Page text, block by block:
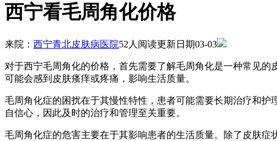
西宁看毛周角化价格
来院： 西宁青北皮肤病医院52人阅读更新日期03-03
对于西宁毛周角化的价格，首先需要了解毛周角化是一种常见
可能会感到皮肤瘙痒或疼痛，影响生活质量。
毛周角化症的困扰在于其慢性特性，患者可能需要长期治疗和
自信心，因此及时的治疗和管理至关重要。
毛周角化症的危害主要在于其影响患者的生活质量。除了皮肤